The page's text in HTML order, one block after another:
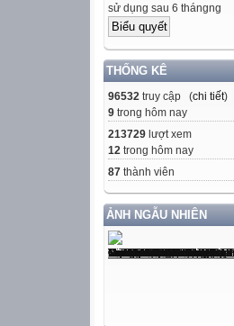
sử dụng sau 6 thángng
THỐNG KÊ
96532 truy cập (chi tiết)
9 trong hôm nay
213729 lượt xem
12 trong hôm nay
87 thành viên
ẢNH NGẪU NHIÊN